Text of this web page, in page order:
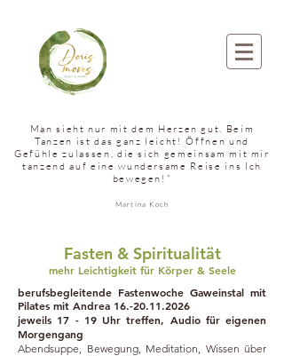
Man sieht nur mit dem Herzen gut. Beim
Tanzen ist das ganz leicht! Öffnen und
Gefühle zulassen, die sich gemeinsam mit mir
tanzend auf eine wundersame Reise ins Ich
bewegen!“
Martina Koch
Fasten & Spiritualität
mehr Leichtigkeit für Körper & Seele
berufsbegleitende Fastenwoche Gaweinstal mit
Pilates mit Andrea 16.-20.11.2026
jeweils 17 - 19 Uhr treffen, Audio für eigenen
Morgengang
​Abendsuppe, Bewegung, Meditation, Wissen über